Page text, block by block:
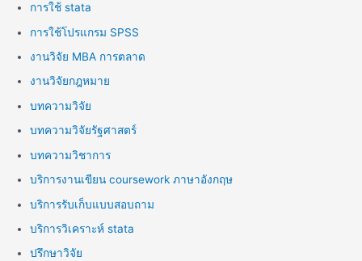
การใช้ stata
การใช้โปรแกรม SPSS
งานวิจัย MBA การตลาด
งานวิจัยกฎหมาย
บทความวิจัย
บทความวิจัยรัฐศาสตร์
บทความวิชาการ
บริการงานเขียน coursework ภาษาอังกฤษ
บริการรับเก็บแบบสอบถาม
บริการวิเคราะห์ stata
ปรึกษาวิจัย